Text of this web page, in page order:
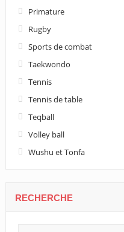
Primature
Rugby
Sports de combat
Taekwondo
Tennis
Tennis de table
Teqball
Volley ball
Wushu et Tonfa
RECHERCHE